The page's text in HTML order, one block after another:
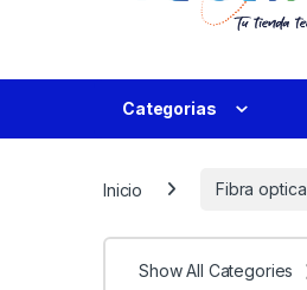
Categorias
Inicio Fibra optica
Show All Categories